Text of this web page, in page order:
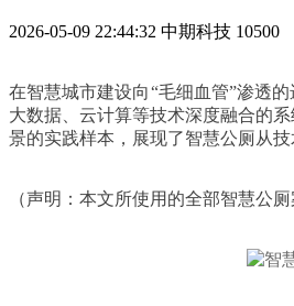
2026-05-09 22:44:32 中期科技 10500
在智慧城市建设向“毛细血管”渗透
大数据、云计算等技术深度融合的
景的实践样本，展现了智慧公厕从
（声明：本文所使用的全部智慧公